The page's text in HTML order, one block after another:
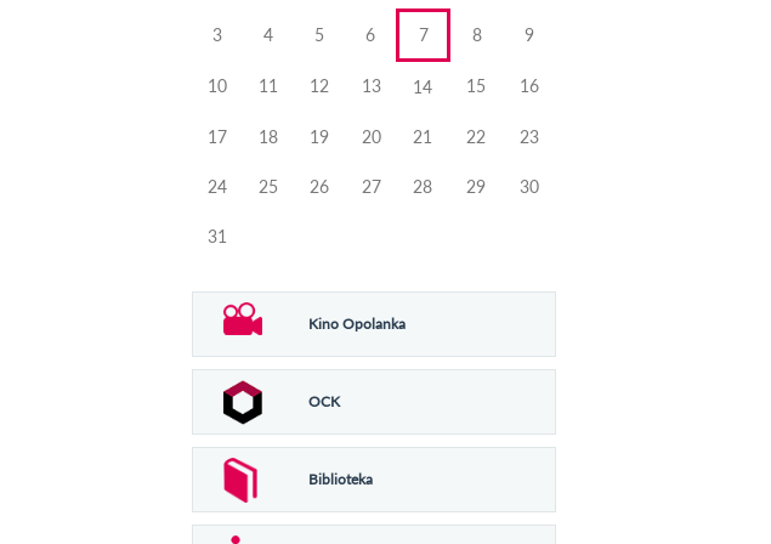
3 4 5 6 7 8 9
10 11 12 13 14 15 16
17 18 19 20 21 22 23
24 25 26 27 28 29 30
31
Kino Opolanka
OCK
Biblioteka